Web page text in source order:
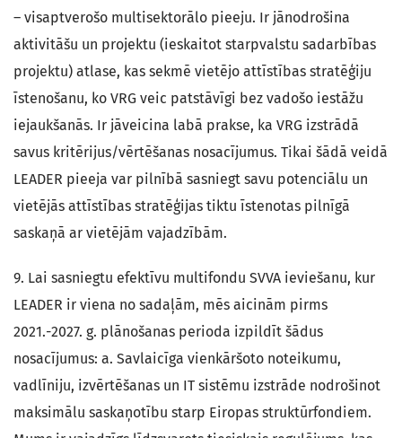
– visaptverošo multisektorālo pieeju. Ir jānodrošina
aktivitāšu un projektu (ieskaitot starpvalstu sadarbības
projektu) atlase, kas sekmē vietējo attīstības stratēģiju
īstenošanu, ko VRG veic patstāvīgi bez vadošo iestāžu
iejaukšanās. Ir jāveicina labā prakse, ka VRG izstrādā
savus kritērijus/vērtēšanas nosacījumus. Tikai šādā veidā
LEADER pieeja var pilnībā sasniegt savu potenciālu un
vietējās attīstības stratēģijas tiktu īstenotas pilnīgā
saskaņā ar vietējām vajadzībām.
9. Lai sasniegtu efektīvu multifondu SVVA ieviešanu, kur
LEADER ir viena no sadaļām, mēs aicinām pirms
2021.-2027. g. plānošanas perioda izpildīt šādus
nosacījumus: a. Savlaicīga vienkāršoto noteikumu,
vadlīniju, izvērtēšanas un IT sistēmu izstrāde nodrošinot
maksimālu saskaņotību starp Eiropas struktūrfondiem.